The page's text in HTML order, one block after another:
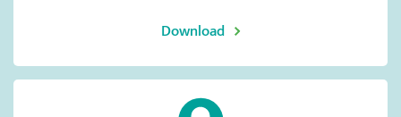
Download